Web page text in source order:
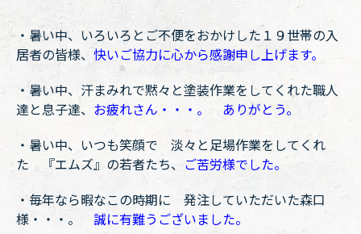
・暑い中、いろいろとご不便をおかけした１９世帯の入
居者の皆様、快いご協力に心から感謝申し上げます。
・暑い中、汗まみれで黙々と塗装作業をしてくれた職人
達と息子達、 お疲れさん・・・。 ありがとう。
・暑い中、いつも笑顔で 淡々と足場作業をしてくれ
た 『エムズ』の若者たち、 ご苦労様でした。
・毎年なら暇なこの時期に 発注していただいた森口
様・・・。 誠に有難うございました。